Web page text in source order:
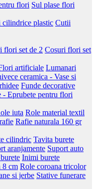
flori Sul plase flori
cilindrice plastic Cutii
flori set de 2 Cosuri flori set
artificiale Lumanari
ceramica - Vase si
Funde decorative
- Eprubete pentru flori
iuta Role material textil
Rafie naturala 160 gr
cilindric Tavita burete
aranjamente Suport auto
Inimi burete
8 cm Role coroana tricolor
si jerbe Stative funerare